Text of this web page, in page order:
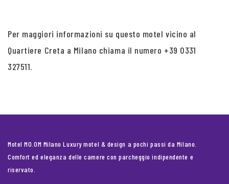
Per maggiori informazioni su questo motel vicino al
Quartiere Creta a Milano chiama il numero +39 0331
327511.
Motel MO.OM Milano Luxury motel & design a pochi passi da Milano.
Comfort ed eleganza delle camere con parcheggio indipendente e
riservato.